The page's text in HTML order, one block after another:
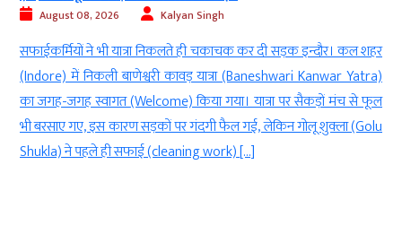
August 08, 2026 Kalyan Singh
सफाईकर्मियों ने भी यात्रा निकलते ही चकाचक कर दी सड़क इन्दौर। कल शहर
(Indore) में निकली बाणेश्वरी कावड़ यात्रा (Baneshwari Kanwar Yatra)
का जगह-जगह स्वागत (Welcome) किया गया। यात्रा पर सैकड़ों मंच से फूल
भी बरसाए गए, इस कारण सड़कों पर गंदगी फैल गई, लेकिन गोलू शुक्ला (Golu
Shukla) ने पहले ही सफाई (cleaning work) […]